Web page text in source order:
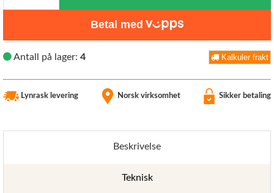
Betal med
Antall på lager: 4 Kalkuler frakt
Lynrask levering Norsk virksomhet Sikker betaling
Beskrivelse
Teknisk